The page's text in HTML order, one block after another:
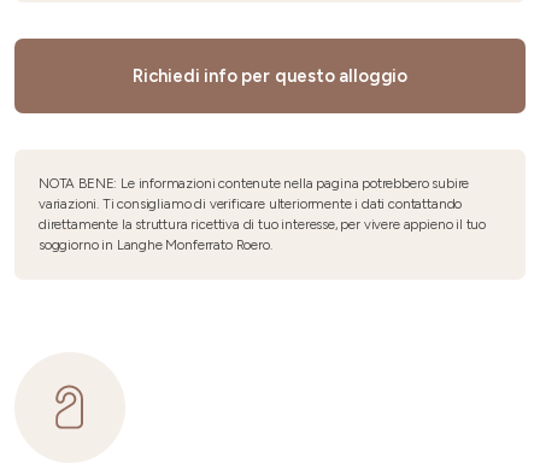
Richiedi info per questo alloggio
NOTA BENE: Le informazioni contenute nella pagina potrebbero subire
variazioni. Ti consigliamo di verificare ulteriormente i dati contattando
direttamente la struttura ricettiva di tuo interesse, per vivere appieno il tuo
soggiorno in Langhe Monferrato Roero.